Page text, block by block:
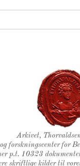
Arkivet,
forskningscenter for
p.t. 10323
skriftlige kilder til